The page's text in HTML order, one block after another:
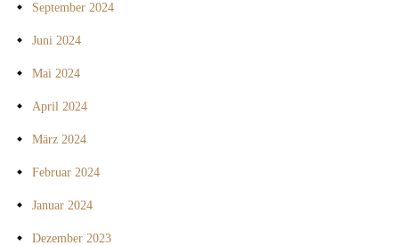
September 2024
Juni 2024
Mai 2024
April 2024
März 2024
Februar 2024
Januar 2024
Dezember 2023